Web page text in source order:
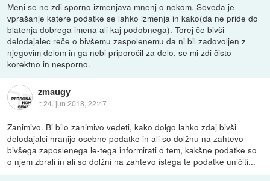
Meni se ne zdi sporno izmenjava mnenj o nekom. Seveda je
vprašanje katere podatke se lahko izmenja in kako(da ne pride do
blatenja dobrega imena ali kaj podobnega). Torej če bivši
delodajalec reče o bivšemu zaspolenemu da ni bil zadovoljen z
njegovim delom in ga nebi priporočil za delo, se mi zdi čisto
korektno in nesporno.
zmaugy
::24. jun 2018, 22:47
Zanimivo. Bi bilo zanimivo vedeti, kako dolgo lahko zdaj bivši
delodajalci hranijo osebne podatke in ali so dolžnu na zahtevo
bivšega zaposlenega le-tega informirati o tem, kakšne podatke so
o njem zbrali in ali so dolžni na zahtevo istega te podatke uničiti...